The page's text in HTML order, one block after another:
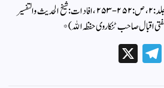
*(مواعظ دار العلوم ماٹلی:جلد:٢،ص:٢٥٢-٢٥٣،افادات: شیخ الحدیث والتفسیر
اقبال صاحب ٹنکاروی حفظہ اللہ)*
W
Te